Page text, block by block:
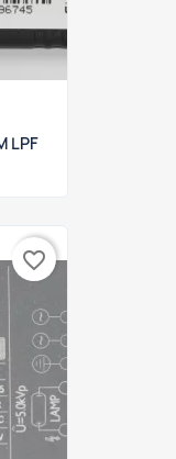
LPF
favorite_border